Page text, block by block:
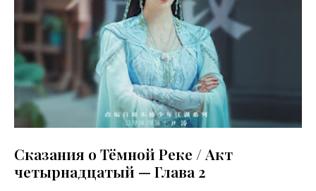
Сказания о Тёмной Реке / Акт
четырнадцатый — Глава 2